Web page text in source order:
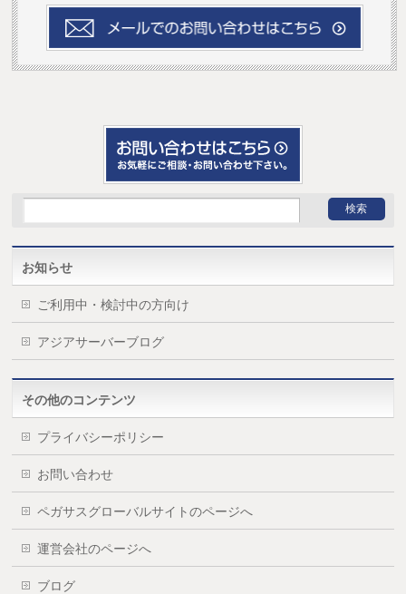
お知らせ
ご利用中・検討中の方向け
アジアサーバーブログ
その他のコンテンツ
プライバシーポリシー
お問い合わせ
ペガサスグローバルサイトのページへ
運営会社のページへ
ブログ